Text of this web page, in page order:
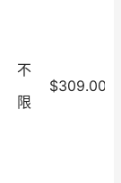
不
限
$309.00